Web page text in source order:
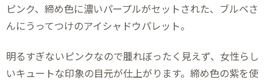
ピンク、締め色に濃いパープルがセットされた、ブルベさ
んにうってつけのアイシャドウパレット。
明るすぎないピンクなので腫れぼったく見えず、女性らし
いキュートな印象の目元が仕上がります。締め色の紫を使